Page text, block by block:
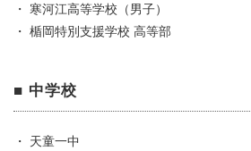
・ 寒河江高等学校（男子）
・ 楯岡特別支援学校 高等部
■ 中学校
・ 天童一中